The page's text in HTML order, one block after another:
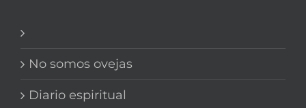
No somos ovejas
Diario espiritual